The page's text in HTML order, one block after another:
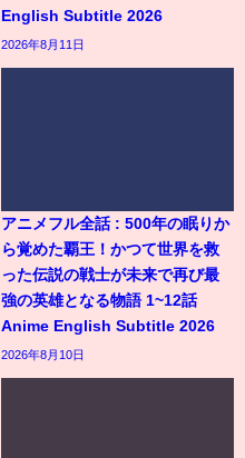
English Subtitle 2026
2026年8月11日
アニメフル全話 : 500年の眠りか
ら覚めた覇王！かつて世界を救
った伝説の戦士が未来で再び最
強の英雄となる物語 1~12話
Anime English Subtitle 2026
2026年8月10日